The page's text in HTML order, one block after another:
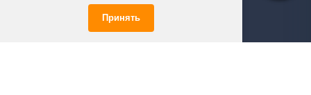
ПринятьИНФОРМАЦИЯ